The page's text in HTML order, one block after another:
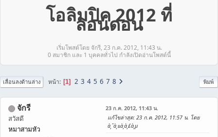
โอลิมปิค 2012 ที่
ลอนดอน
เริ่มโพสต์โดย จักรี, 23 ก.ค. 2012, 11:43 น.
0 สมาชิก และ 1 บุคคลทั่วไป กำลังเปิดอ่านโพสต์นี้
พิมพ์
เลื่อนลงด้านล่าง หน้า 1 2 3 4 5 6 7 8
จักรี
สวัสดี
หมาสามหัว
23 ก.ค. 2012, 11:43 น.
แก้ไขล่าสุด: 23 ก.ค. 2012, 11:57 น. โดย
à¸ˆà¸±à¸à¸£à¸µ